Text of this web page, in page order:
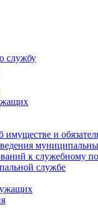
службу
имуществе и
к служебному
службе